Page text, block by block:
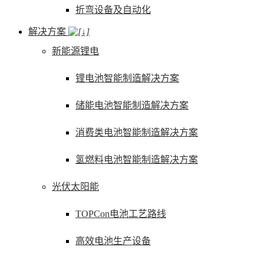
折弯设备及自动化
解决方案
新能源锂电
锂电池智能制造解决方案
储能电池智能制造解决方案
消费类电池智能制造解决方案
氢燃料电池智能制造解决方案
光伏太阳能
TOPCon电池工艺路线
高效电池生产设备